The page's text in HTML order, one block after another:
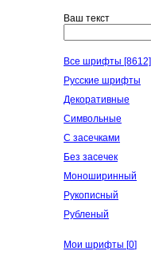
Ваш текст
Все шрифты [8612]
Русские шрифты
Декоративные
Символьные
С засечками
Без засечек
Моноширинный
Рукописный
Рубленый
Мои шрифты [0]